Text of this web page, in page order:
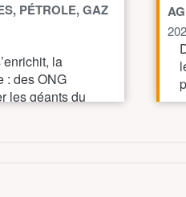
PÉTROLE, GAZ
la
: des ONG
les géants du